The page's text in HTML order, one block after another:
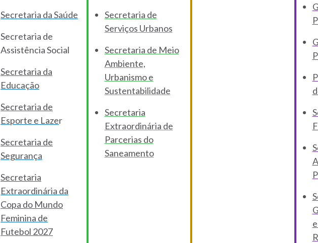
Secretaria da Saúde
Secretaria de
Assistência Social
Secretaria da
Educação
Secretaria de
Esporte e Lazer
Secretaria de
Segurança
Secretaria
Extraordinária da
Copa do Mundo
Feminina de
Futebol 2027
Secretaria de
Serviços Urbanos
Secretaria de Meio
Ambiente,
Urbanismo e
Sustentabilidade
Secretaria
Extraordinária de
Parcerias do
Saneamento